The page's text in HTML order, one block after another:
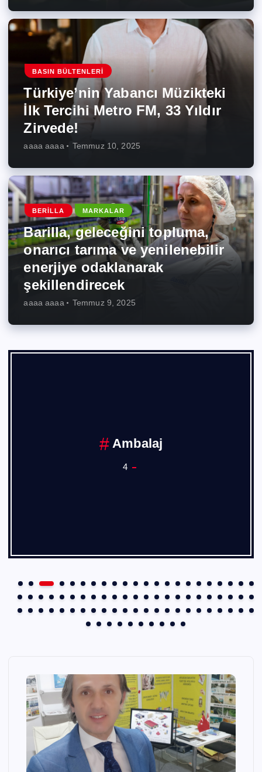
BASIN BÜLTENLERI
Türkiye’nin Yabancı Müzikteki
İlk Tercihi Metro FM, 33 Yıldır
Zirvede!
aaaa aaaa Temmuz 10, 2025
BERILLA MARKALAR
Barilla, geleceğini topluma,
onarıcı tarıma ve yenilenebilir
enerjiye odaklanarak
şekillendirecek
aaaa aaaa Temmuz 9, 2025
Ambalaj
4